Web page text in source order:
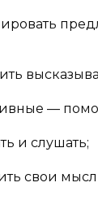
—
и слушать;
свои